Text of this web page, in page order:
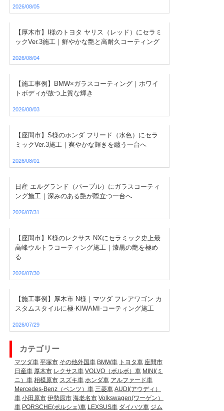
2026/08/05
【厚木市】I様のトヨタ ヤリス（レッド）にセラミ
ックVer.3施工｜鮮やかな艶と高耐久コーティング
2026/08/04
【施工事例】BMW×ガラスコーティング｜ホワイ
トボディが放つ上質な輝き
2026/08/03
【座間市】S様のホンダ フリード（水色）にセラ
ミックVer.3施工｜爽やかな輝きを纏う一台へ
2026/08/01
日産 エルグランド（パープル）にガラスコーティ
ング施工｜深みのある艶が際立つ一台へ
2026/07/31
【座間市】K様のレクサス NXにセラミック史上最
高峰ウルトラコーティング施工｜漆黒の艶を極め
る
2026/07/30
【施工事例】厚木市 N様｜マツダ フレアワゴン カ
スタムスタイルに極-KIWAMI-コーティング施工
2026/07/29
カテゴリー
マツダ車 平塚市 その他外国車 BMW車 トヨタ車 座間市
日産車 厚木市 レクサス車 VOLVO（ボルボ）車 MINI(ミ
ニ）車 相模原市 スズキ車 ホンダ車 アルファード車
Mercedes-Benz（ベンツ）車 三菱車 AUDI(アウディ）
車 小田原市 伊勢原市 海老名市 Volkswagen(ワーゲン）
車 PORSCHE(ポルシェ)車 LEXSUS車 ダイハツ車 ジム